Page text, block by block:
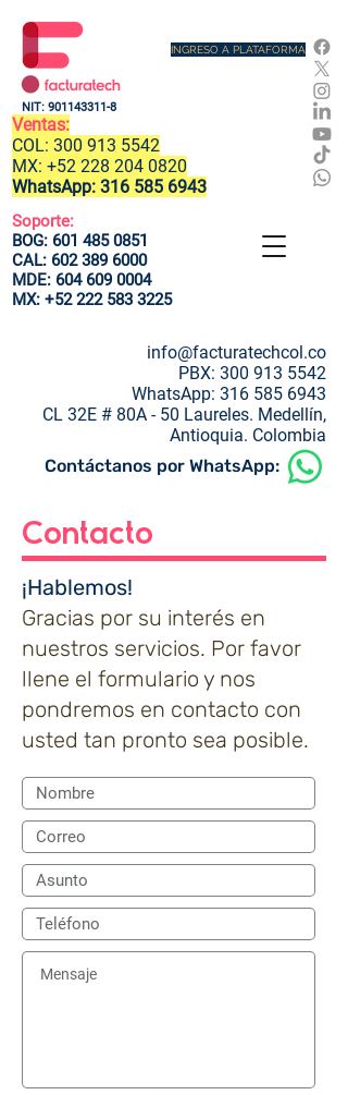
Ventas:
COL: 300 913 5542
MX: +52 228 204 0820
WhatsApp: 316 585 6943
Soporte:
BOG: 601 485 0851
CAL: 602 389 6000
MDE: 604 609 0004
MX: +52 222 583 3225
INGRESO A PLATAFORMA
NIT: 901143311-8
info@facturatechcol.co
PBX: 300 913 5542
WhatsApp: 316 585 6943
CL 32E # 80A - 50 Laureles. Medellín,
Antioquia. Colombia
Contáctanos por WhatsApp:
Contacto
¡Hablemos!
Gracias por su interés en
nuestros servicios. Por favor
llene el formulario y nos
pondremos en contacto con
usted tan pronto sea posible.​​